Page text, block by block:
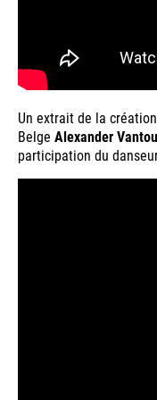
Un extrait de la
Belge Alexander
participation du